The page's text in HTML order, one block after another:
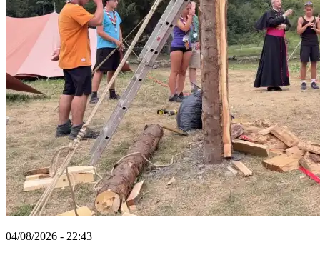
04/08/2026 - 22:43